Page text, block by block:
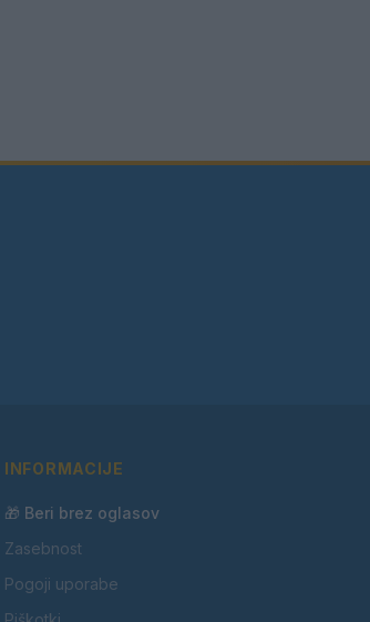
INFORMACIJE
🎁 Beri brez oglasov
Zasebnost
Pogoji uporabe